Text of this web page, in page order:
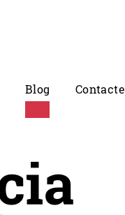
Blog Contacte